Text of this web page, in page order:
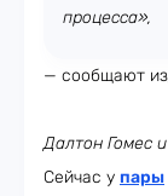
процесса»,
— сообщают
Далтон Гомес
Сейчас у пары